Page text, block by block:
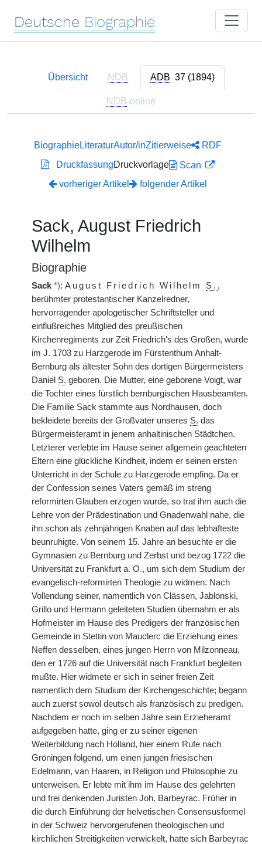
Deutsche Biographie
Übersicht NDB ADB 37 (1894)
NDB-online
BiographieLiteraturAutor/inZitierweise
RDF
DruckfassungDruckvorlage
Scan
vorheriger Artikel
folgender Artikel
Sack, August Friedrich
Wilhelm
Biographie
Sack *): August Friedrich Wilhelm S. ,
berühmter protestantischer Kanzelredner,
hervorragender apologetischer Schriftsteller und
einflußreiches Mitglied des preußischen
Kirchenregiments zur Zeit Friedrich's des Großen, wurde
im J. 1703 zu Harzgerode im Fürstenthum Anhalt-
Bernburg als ältester Sohn des dortigen Bürgermeisters
Daniel S. geboren. Die Mutter, eine geborene Voigt, war
die Tochter eines fürstlich bernburgischen Hausbeamten.
Die Familie Sack stammte aus Nordhausen, doch
bekleidete bereits der Großvater unseres S. das
Bürgermeisteramt in jenem anhaltinischen Städtchen.
Letzterer verlebte im Hause seiner allgemein geachteten
Eltern eine glückliche Kindheit, indem er seinen ersten
Unterricht in der Schule zu Harzgerode empfing. Da er
der Confession seines Vaters gemäß im streng
reformirten Glauben erzogen wurde, so trat ihm auch die
Lehre von der Prädestination und Gnadenwahl nahe, die
ihn schon als zehnjährigen Knaben auf das lebhafteste
beunruhigte. Von seinem 15. Jahre an besuchte er die
Gymnasien zu Bernburg und Zerbst und bezog 1722 die
Universität zu Frankfurt a. O., um sich dem Studium der
evangelisch-reformirten Theologie zu widmen. Nach
Vollendung seiner, namentlich von Clässen, Jablonski,
Grillo und Hermann geleiteten Studien übernahm er als
Hofmeister im Hause des Predigers der französischen
Gemeinde in Stettin von Mauclerc die Erziehung eines
Neffen desselben, eines jungen Herrn von Milzonneau,
den er 1726 auf die Universität nach Frankfurt begleiten
mußte. Hier widmete er sich in seiner freien Zeit
namentlich dem Studium der Kirchengeschichte; begann
auch zuerst sowol deutsch als französisch zu predigen.
Nachdem er noch im selben Jahre sein Erzieheramt
aufgegeben hatte, ging er zu seiner eigenen
Weiterbildung nach Holland, hier einem Rufe nach
Gröningen folgend, um einen jungen friesischen
Edelmann, van Haaren, in Religion und Philosophie zu
unterweisen. Er lebte mit ihm im Hause des gelehrten
und frei denkenden Juristen Joh. Barbeyrac. Früher in
die durch Einführung der helvetischen Consensusformel
in der Schweiz hervorgerufenen theologischen und
kirchlichen Streitigkeiten verwickelt, hatte sich Barbeyrac